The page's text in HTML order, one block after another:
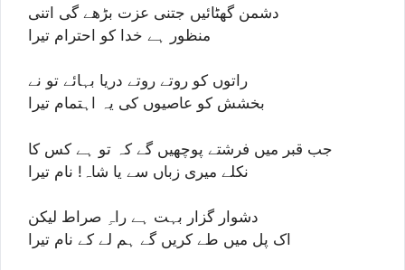
دشمن گھٹائیں جتنی عزت بڑھے گی اتنی
منظور ہے خدا کو احترام تیرا
راتوں کو روتے روتے دریا بہائے تو نے
بخشش کو عاصیوں کی یہ اہتمام تیرا
جب قبر میں فرشتے پوچھیں گے کہ تو ہے کس کا
نکلے میری زباں سے یا شاہ! نام تیرا
دشوار گزار بہت ہے راہِ صراط لیکن
اک پل میں طے کریں گے ہم لے کے نام تیرا